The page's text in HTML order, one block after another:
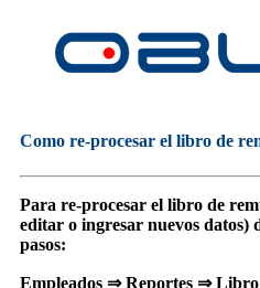
Como re-procesar el libro de
Para re-procesar el libro de
editar o ingresar nuevos datos)
pasos:
Empleados ⇒ Reportes ⇒ Libro